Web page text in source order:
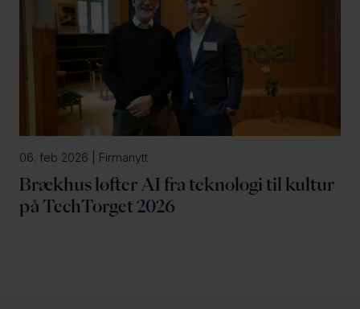
06. feb 2026 | Firmanytt
Brækhus løfter AI fra teknologi til kultur
på TechTorget 2026